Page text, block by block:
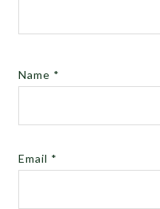
Name *
Email *